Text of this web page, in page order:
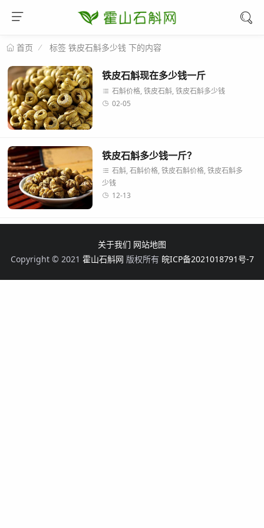
首页 标签 铁皮石斛多少钱 下的内容
铁皮石斛现在多少钱一斤
石斛价格, 铁皮石斛, 铁皮石斛多少钱
02-05
铁皮石斛多少钱一斤？
石斛, 石斛价格, 铁皮石斛价格, 铁皮石斛多
少钱
12-13
关于我们 网站地图
Copyright © 2021 霍山石斛网 版权所有 皖ICP备2021018791号-7